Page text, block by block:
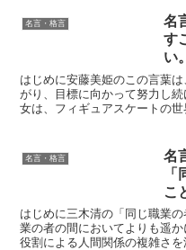
名言・格言
名
す
い
得
はじめに安藤美姫のこの言葉
がり、目標に向かって努力し
女は、フィギュアスケートの
名言・格言
名
こ
い
三
はじめに三木清の「同じ職業
業の者の間においてよりも遥
役割による人間関係の複雑さ